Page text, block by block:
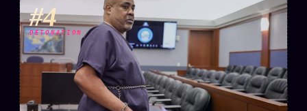
#4
DÉTONATION